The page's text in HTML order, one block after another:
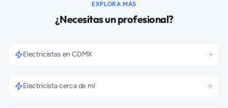
EXPLORA MÁS
¿Necesitas un profesional?
Electricistas en CDMX
Electricista cerca de mí